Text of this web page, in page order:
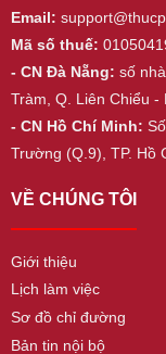
Email:
Mã số thuế:
- CN Đà Nẵng: số
Tràm, Q. Liên Chiểu -
- CN Hồ Chí Minh:
Trường (Q.9), TP. Hồ
VỀ CHÚNG TÔI
Giới thiệu
Lịch làm việc
Sơ đồ chỉ đường
Bản tin nội bộ